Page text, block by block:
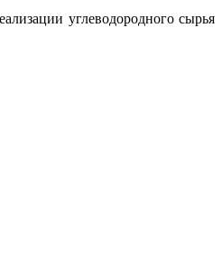
углеводородного сырья